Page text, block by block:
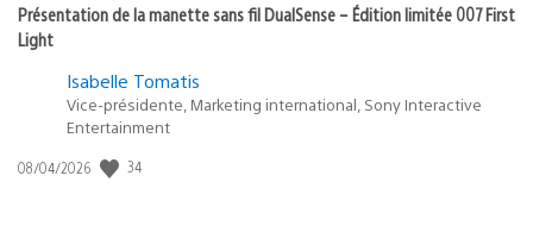
Présentation de la manette sans fil DualSense – Édition limitée 007 First
Light
Isabelle Tomatis
Vice-présidente, Marketing international, Sony Interactive
Entertainment
Date
08/04/2026 34